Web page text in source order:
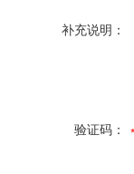
补充说明：
验证码：